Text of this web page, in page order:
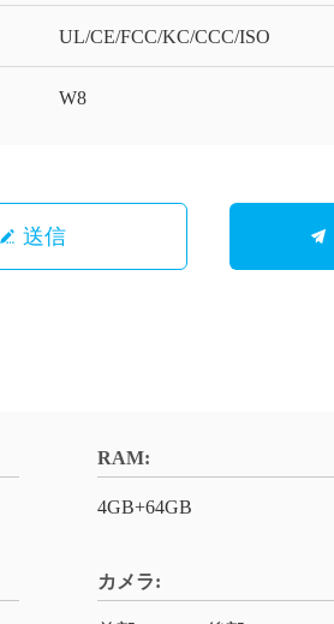
UL/CE/FCC/KC/CCC/ISO
W8
送信
RAM:
4GB+64GB
カメラ: